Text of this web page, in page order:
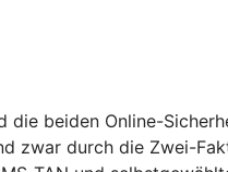
beiden Online-
zwar durch die Zwei-